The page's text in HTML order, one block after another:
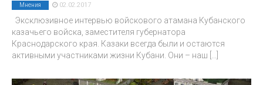
Мнения 02.02.2017
Эксклюзивное интервью войскового атамана Кубанского
казачьего войска, заместителя губернатора
Краснодарского края. Казаки всегда были и остаются
активными участниками жизни Кубани. Они – наш